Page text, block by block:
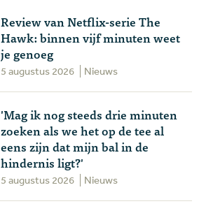
Review van Netflix-serie The
Hawk: binnen vijf minuten weet
je genoeg
5 augustus 2026 Nieuws
'Mag ik nog steeds drie minuten
zoeken als we het op de tee al
eens zijn dat mijn bal in de
hindernis ligt?'
5 augustus 2026 Nieuws